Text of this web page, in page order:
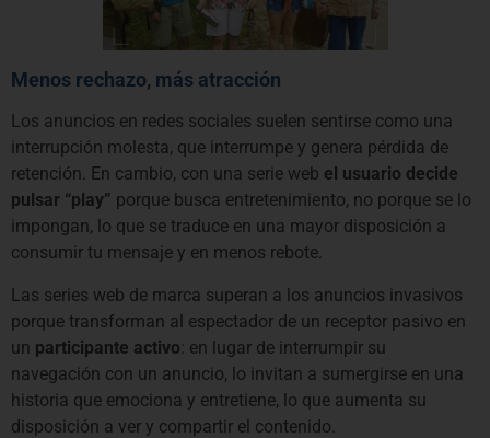
Menos rechazo, más atracción
Los anuncios en redes sociales suelen sentirse como una
interrupción molesta, que interrumpe y genera pérdida de
retención. En cambio, con una serie web el usuario decide
pulsar “play” porque busca entretenimiento, no porque se lo
impongan, lo que se traduce en una mayor disposición a
consumir tu mensaje y en menos rebote.
Las series web de marca superan a los anuncios invasivos
porque transforman al espectador de un receptor pasivo en
un participante activo: en lugar de interrumpir su
navegación con un anuncio, lo invitan a sumergirse en una
historia que emociona y entretiene, lo que aumenta su
disposición a ver y compartir el contenido.